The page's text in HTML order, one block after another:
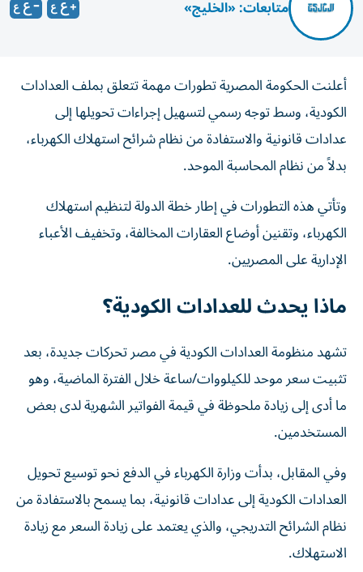
متابعات: «الخليج»
أعلنت الحكومة المصرية تطورات مهمة تتعلق بملف العدادات
الكودية، وسط توجه رسمي لتسهيل إجراءات تحويلها إلى
عدادات قانونية والاستفادة من نظام شرائح استهلاك الكهرباء،
بدلاً من نظام المحاسبة الموحد.
وتأتي هذه التطورات في إطار خطة الدولة لتنظيم استهلاك
الكهرباء، وتقنين أوضاع العقارات المخالفة، وتخفيف الأعباء
الإدارية على المصريين.
ماذا يحدث للعدادات الكودية؟
تشهد منظومة العدادات الكودية في مصر تحركات جديدة، بعد
تثبيت سعر موحد للكيلووات/ساعة خلال الفترة الماضية، وهو
ما أدى إلى زيادة ملحوظة في قيمة الفواتير الشهرية لدى بعض
المستخدمين.
وفي المقابل، بدأت وزارة الكهرباء في الدفع نحو توسيع تحويل
العدادات الكودية إلى عدادات قانونية، بما يسمح بالاستفادة من
نظام الشرائح التدريجي، والذي يعتمد على زيادة السعر مع زيادة
الاستهلاك.